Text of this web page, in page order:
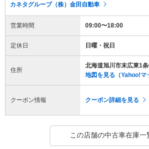
カネタグループ（株）金田自動車
営業時間 09:00〜18:00
定休日 日曜・祝日
住所
北海道旭川市末広東1
地図を見る（Yahoo!マ
クーポン情報 クーポン詳細を見る
この店舗の中古車在庫一